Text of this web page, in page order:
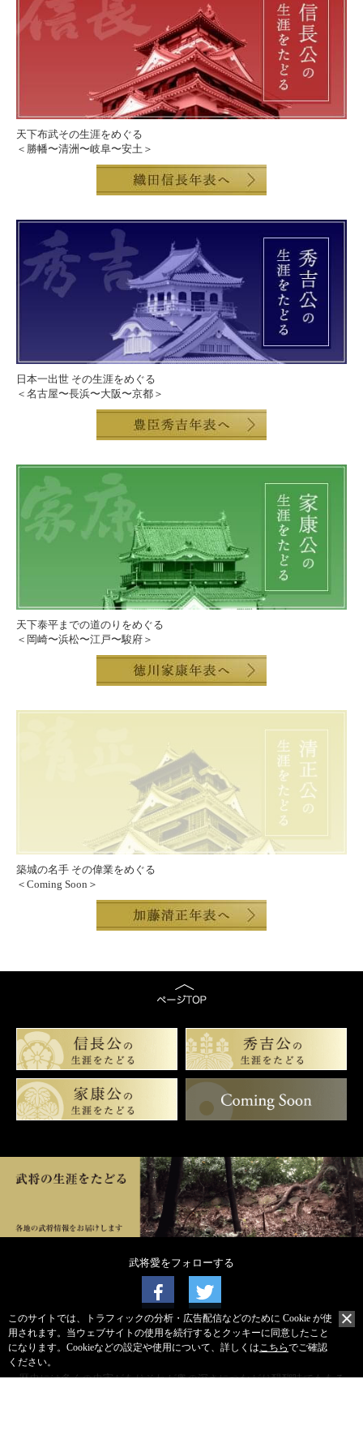
天下布武その生涯をめぐる
＜勝幡〜清洲〜岐阜〜安土＞
日本一出世 その生涯をめぐる
＜名古屋〜長浜〜大阪〜京都＞
天下泰平までの道のりをめぐる
＜岡崎〜浜松〜江戸〜駿府＞
築城の名手 その偉業をめぐる
＜Coming Soon＞
武将愛をフォローする
歴史には多くの史実がありそれが奥の深さにつながり醍醐味でもある
このサイトでは、トラフィックの分析・広告配信などのために Cookie が使
用されます。 当ウェブサイトの使用を続行するとクッキーに同意したこと
になります。 Cookieなどの設定や使用について、詳しくはこちらでご確認
ください。